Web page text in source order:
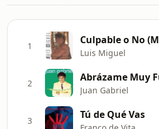
1
Luis Miguel
2 Abrázame Muy
Juan Gabriel
3 Tú de Qué Vas